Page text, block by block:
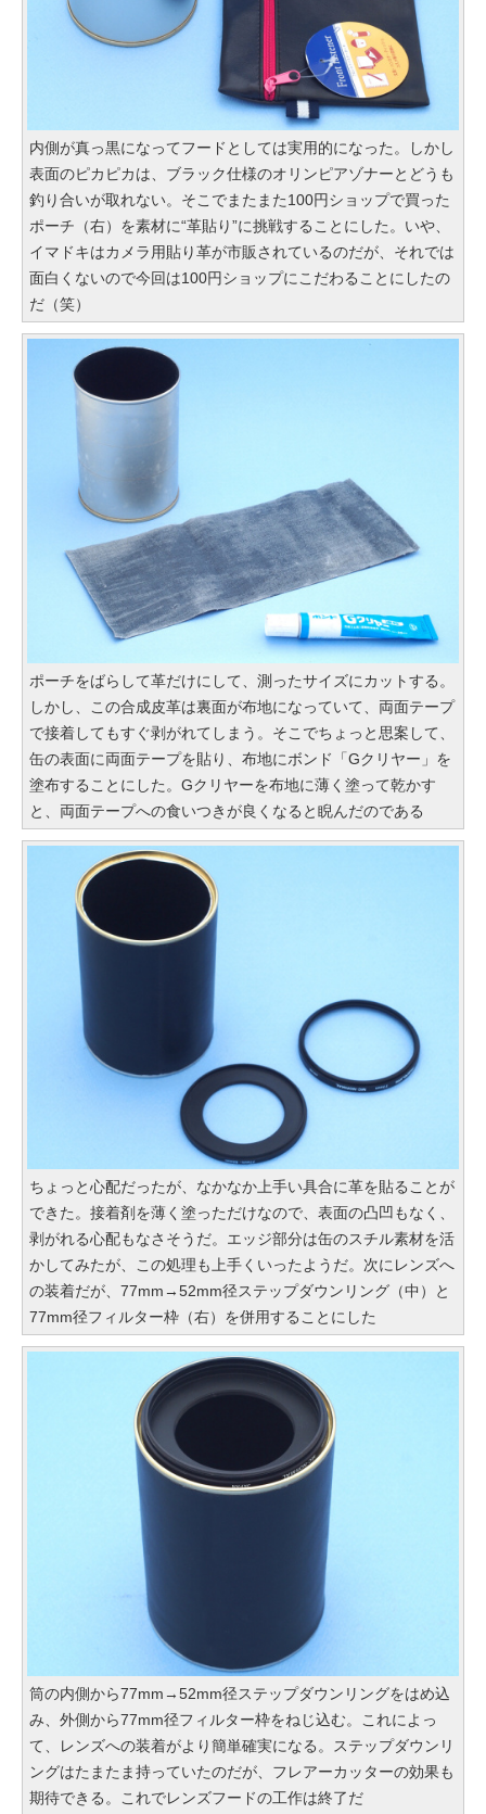
内側が真っ黒になってフードとしては実用的になった。しかし
表面のピカピカは、ブラック仕様のオリンピアゾナーとどうも
釣り合いが取れない。そこでまたまた100円ショップで買った
ポーチ（右）を素材に“革貼り”に挑戦することにした。いや、
イマドキはカメラ用貼り革が市販されているのだが、それでは
面白くないので今回は100円ショップにこだわることにしたの
だ（笑）
ポーチをばらして革だけにして、測ったサイズにカットする。
しかし、この合成皮革は裏面が布地になっていて、両面テープ
で接着してもすぐ剥がれてしまう。そこでちょっと思案して、
缶の表面に両面テープを貼り、布地にボンド「Gクリヤー」を
塗布することにした。Gクリヤーを布地に薄く塗って乾かす
と、両面テープへの食いつきが良くなると睨んだのである
ちょっと心配だったが、なかなか上手い具合に革を貼ることが
できた。接着剤を薄く塗っただけなので、表面の凸凹もなく、
剥がれる心配もなさそうだ。エッジ部分は缶のスチル素材を活
かしてみたが、この処理も上手くいったようだ。次にレンズへ
の装着だが、77mm→52mm径ステップダウンリング（中）と
77mm径フィルター枠（右）を併用することにした
筒の内側から77mm→52mm径ステップダウンリングをはめ込
み、外側から77mm径フィルター枠をねじ込む。これによっ
て、レンズへの装着がより簡単確実になる。ステップダウンリ
ングはたまたま持っていたのだが、フレアーカッターの効果も
期待できる。これでレンズフードの工作は終了だ